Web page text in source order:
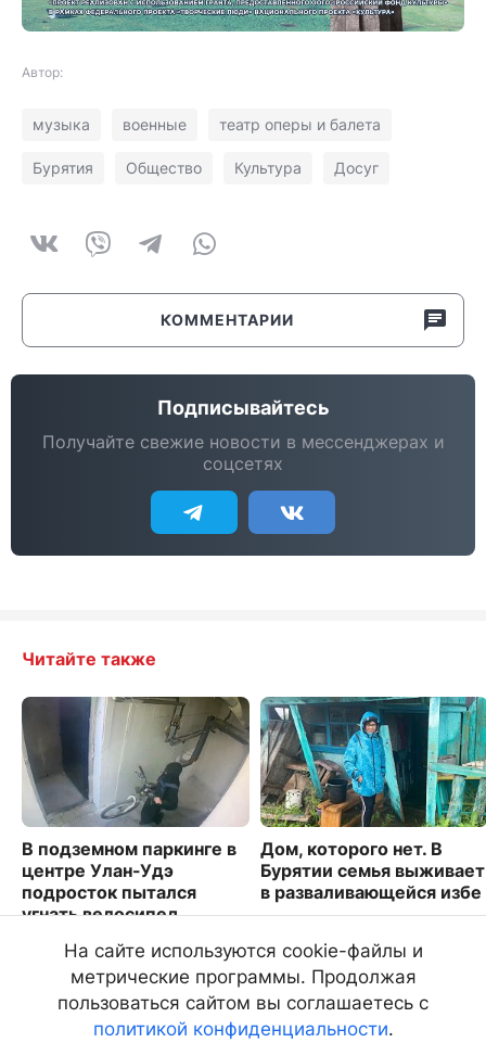
Автор:
музыка военные театр оперы и балета
Бурятия Общество Культура Досуг
КОММЕНТАРИИ
Подписывайтесь
Получайте свежие новости в мессенджерах и
соцсетях
Читайте также
В подземном паркинге в
центре Улан-Удэ
подросток пытался
угнать велосипед
3029
Дом, которого нет. В
Бурятии семья выживает
в разваливающейся избе
На сайте используются cookie-файлы и
метрические программы. Продолжая
пользоваться сайтом вы соглашаетесь с
политикой конфиденциальности.